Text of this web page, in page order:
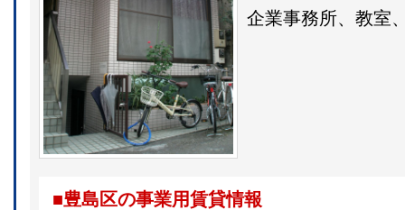
企業事務所、教室
■豊島区の事業用賃貸情報